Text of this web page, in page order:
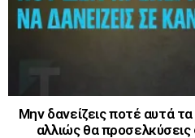
Μην δανείζεις ποτέ αυτά
αλλιώς θα